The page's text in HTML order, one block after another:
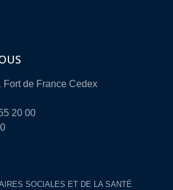
de France Cedex
20 00
SOCIALES ET DE LA SANTÉ